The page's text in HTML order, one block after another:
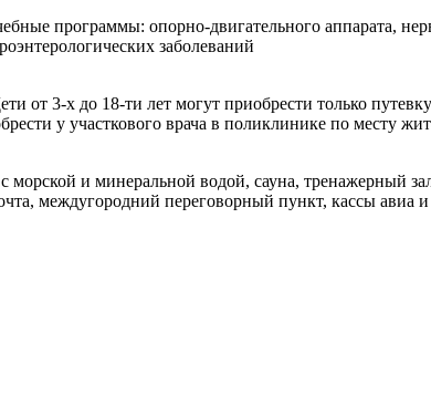
программы: опорно-двигательного аппарата,
заболеваний
от 3-х до 18-ти лет могут приобрести только
у участкового врача в поликлинике по месту
и минеральной водой, сауна, тренажерный
междугородний переговорный пункт, кассы авиа